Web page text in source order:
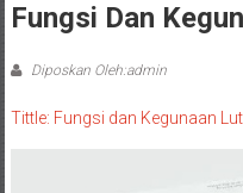
Fungsi Dan
Diposkan Oleh:admin
Tittle: Fungsi dan Kegunaan